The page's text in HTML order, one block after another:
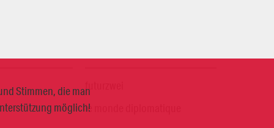
Stimmen, die man
möglich!le monde diplomatique